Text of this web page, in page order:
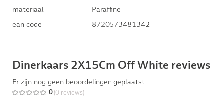
materiaal
Paraffine
ean code
8720573481342
Dinerkaars 2X15Cm Off White reviews
Er zijn nog geen beoordelingen geplaatst
0 (0 reviews)